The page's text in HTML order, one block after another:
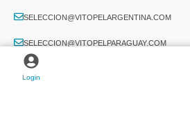
Login
SELECCION@VITOPELARGENTINA.COM
SELECCION@VITOPELPARAGUAY.COM
TRABAJÁ CON NOSOTROS